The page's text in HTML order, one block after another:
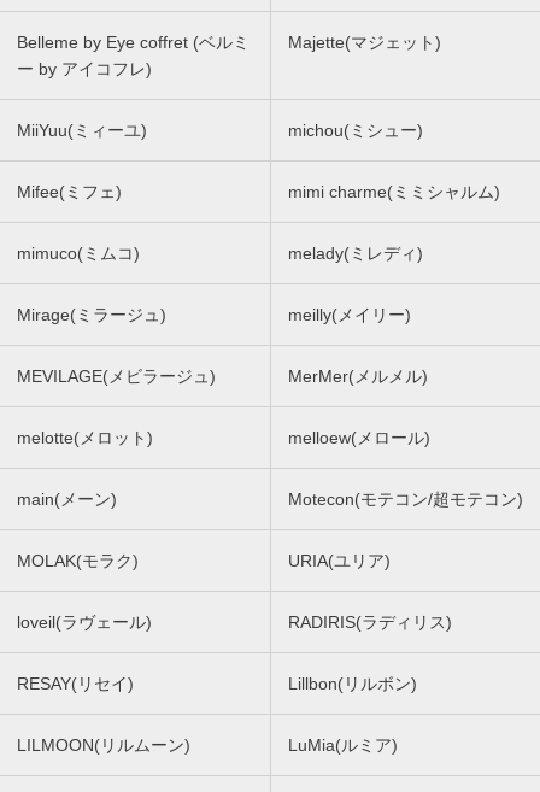
Belleme by Eye coffret (ベルミ
ー by アイコフレ)
Majette(マジェット)
MiiYuu(ミィーユ) michou(ミシュー)
Mifee(ミフェ) mimi charme(ミミシャルム)
mimuco(ミムコ) melady(ミレディ)
Mirage(ミラージュ) meilly(メイリー)
MEVILAGE(メビラージュ) MerMer(メルメル)
melotte(メロット) melloew(メロール)
main(メーン) Motecon(モテコン/超モテコン)
MOLAK(モラク) URIA(ユリア)
loveil(ラヴェール) RADIRIS(ラディリス)
RESAY(リセイ) Lillbon(リルボン)
LILMOON(リルムーン) LuMia(ルミア)